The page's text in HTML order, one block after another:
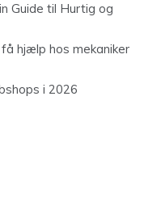
Guide til Hurtig og
hjælp hos mekaniker
i 2026